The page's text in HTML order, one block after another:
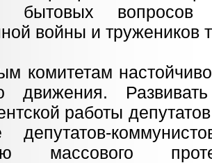
бытовых вопросов
войны и тружеников
комитетам
движения.
работы
депутатов-
массового